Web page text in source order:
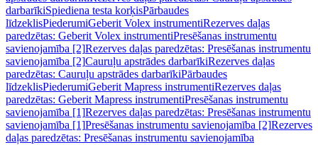
darbarīkiSpiediena testa korķisPārbaudes
līdzeklisPiederumiGeberit Volex instrumentiRezerves daļas
paredzētas: Geberit Volex instrumentiPresēšanas instrumentu
savienojamība [2]Rezerves daļas paredzētas: Presēšanas instrumentu
savienojamība [2]Cauruļu apstrādes darbarīkiRezerves daļas
paredzētas: Cauruļu apstrādes darbarīkiPārbaudes
līdzeklisPiederumiGeberit Mapress instrumentiRezerves daļas
paredzētas: Geberit Mapress instrumentiPresēšanas instrumentu
savienojamība [1]Rezerves daļas paredzētas: Presēšanas instrumentu
savienojamība [1]Presēšanas instrumentu savienojamība [2]Rezerves
daļas paredzētas: Presēšanas instrumentu savienojamība